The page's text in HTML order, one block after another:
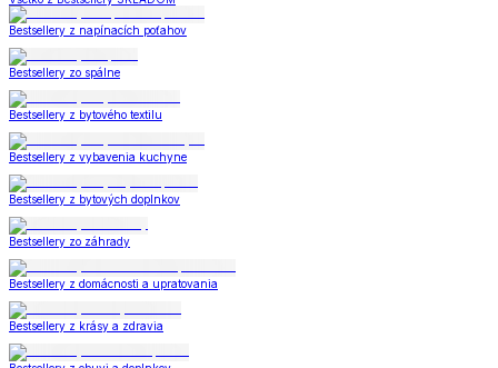
Bestsellery z napínacích poťahov
Bestsellery zo spálne
Bestsellery z bytového textilu
Bestsellery z vybavenia kuchyne
Bestsellery z bytových doplnkov
Bestsellery zo záhrady
Bestsellery z domácnosti a upratovania
Bestsellery z krásy a zdravia